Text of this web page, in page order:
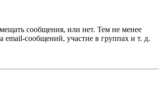
сообщения, или нет. Тем не менее
сообщений, участие в группах и т. д.